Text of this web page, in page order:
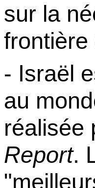
sur la
frontière
- Israël
au
réalisée
Report.
"